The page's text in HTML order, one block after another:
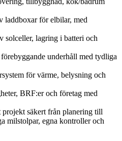
laddboxar för elbilar, med
solceller, lagring i batteri och
underhåll med tydliga
för värme, belysning och
BRF:er och företag med
säkert från planering till
milstolpar, egna kontroller och